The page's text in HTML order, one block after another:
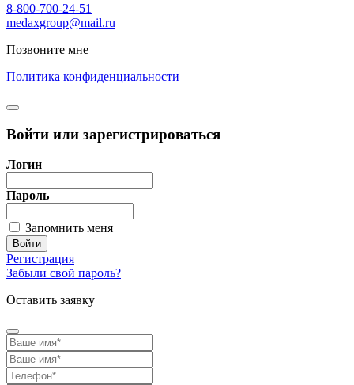
8-800-700-24-51
medaxgroup@mail.ru
Позвоните мне
Политика конфиденциальности
Войти или зарегистрироваться
Логин
Пароль
Запомнить меня
Регистрация
Забыли свой пароль?
Оставить заявку